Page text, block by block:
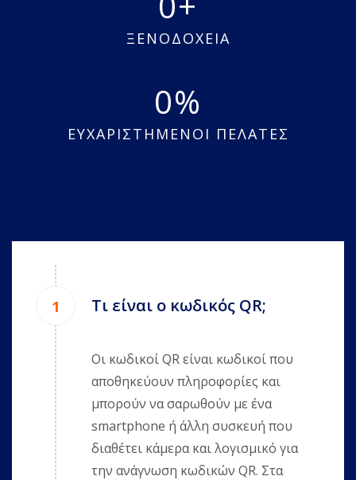
ΞΕΝΟΔΟΧΕΙΑ
0
ΕΥΧΑΡΙΣΤΗΜΕΝΟΙ ΠΕΛΑΤΕΣ
Τι είναι ο κωδικός QR;
Οι κωδικοί QR είναι κωδικοί που
αποθηκεύουν πληροφορίες και
μπορούν να σαρωθούν με ένα
smartphone ή άλλη συσκευή που
διαθέτει κάμερα και λογισμικό για
την ανάγνωση κωδικών QR. Στα